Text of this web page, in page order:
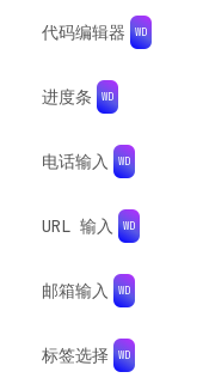
代码编辑器
进度条
电话输入
URL 输入
邮箱输入
标签选择